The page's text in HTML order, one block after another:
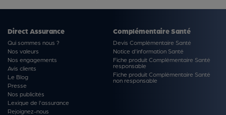
Direct Assurance
Qui sommes nous ?
Nos valeurs
Nos engagements
Avis clients
Le Blog
Presse
Nos publicités
Lexique de l'assurance
Rejoignez-nous
Complémentaire Santé
Devis Complémentaire Santé
Notice d'information Santé
Fiche produit Complémentaire Santé
responsable
Fiche produit Complémentaire Santé
non responsable